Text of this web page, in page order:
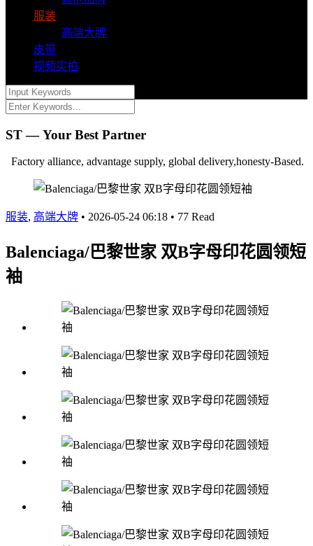
服装
高端大牌
皮带
视频实拍
ST — Your Best Partner
Factory alliance, advantage supply, global delivery,honesty-Based.
服装, 高端大牌 • 2026-05-24 06:18 • 77 Read
Balenciaga/巴黎世家 双B字母印花圆领短
袖